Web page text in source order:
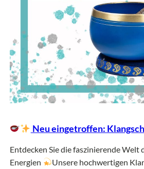
Neu eingetroffen:
Entdecken Sie die faszinierende Welt
Energien
Unsere hochwertigen